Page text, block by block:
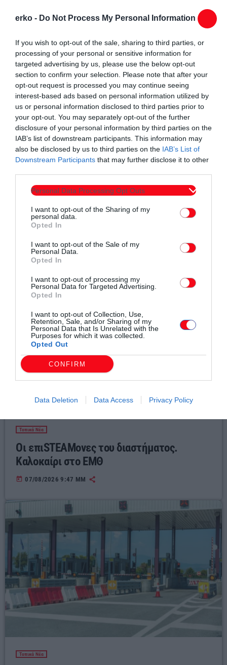
erko - Do Not Process My Personal Information
If you wish to opt-out of the sale, sharing to third parties, or
processing of your personal or sensitive information for
targeted advertising by us, please use the below opt-out
section to confirm your selection. Please note that after your
opt-out request is processed you may continue seeing
interest-based ads based on personal information utilized by
us or personal information disclosed to third parties prior to
your opt-out. You may separately opt-out of the further
disclosure of your personal information by third parties on the
IAB’s list of downstream participants. This information may
also be disclosed by us to third parties on the IAB’s List of
Downstream Participants that may further disclose it to other
Personal Data Processing Opt Outs
I want to opt-out of the Sharing of my
personal data.
Opted In
I want to opt-out of the Sale of my
Personal Data.
Opted In
I want to opt-out of processing my
Personal Data for Targeted Advertising.
Opted In
I want to opt-out of Collection, Use,
Retention, Sale, and/or Sharing of my
Personal Data that Is Unrelated with the
Purposes for which it was collected.
Opted Out
CONFIRM
Data Deletion Data Access Privacy Policy
από τη Βουλγαρία, καταδεικνύοντας τη δυναμική του
Ο αγώνας διοργανώνεται από τον σύλλογο Rodopi Runners,
με την υποστήριξη του Δημοκριτείου Πανεπιστημίου Θράκης
και του Δήμου Κομοτηνής, και εντάσσεται στο επίσημο
πρόγραμμα των Ελευθερίων Θράκης 2025.
Σχετικά άρθρα
Τοπικά Νέα
Οι επιSTEAMονες του διαστήματος.
Καλοκαίρι στο ΕΜΘ
today 07/08/2026 9:47 ΜΜ
Τοπικά Νέα